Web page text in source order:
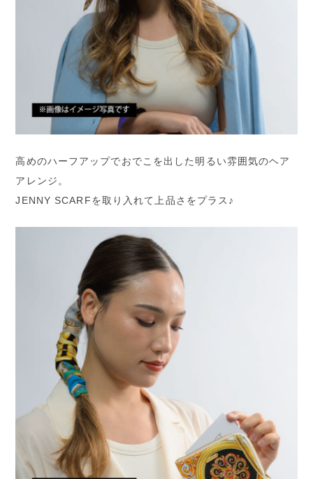
高めのハーフアップでおでこを出した明るい雰囲気のヘア
アレンジ。
JENNY SCARFを取り入れて上品さをプラス♪